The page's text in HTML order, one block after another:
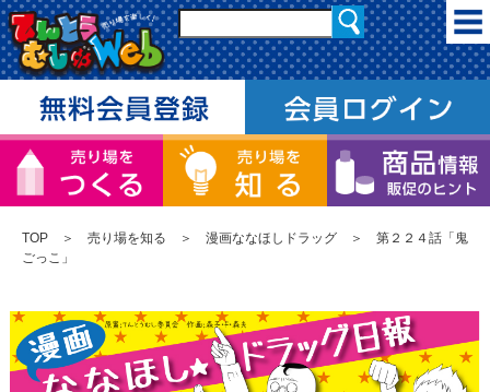
TOP ＞ 売り場を知る ＞ 漫画ななほしドラッグ ＞ 第２２４話「鬼
ごっこ」